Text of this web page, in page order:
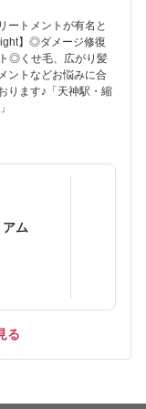
ートメントが有名と
】◎ダメージ修復
◎くせ毛、広がり髪
ントなどお悩みに合
ります♪「天神駅・縮
ム
る